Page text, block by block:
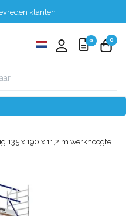
klanten
0 0
135 x 190 x 11,2 m werkhoogte